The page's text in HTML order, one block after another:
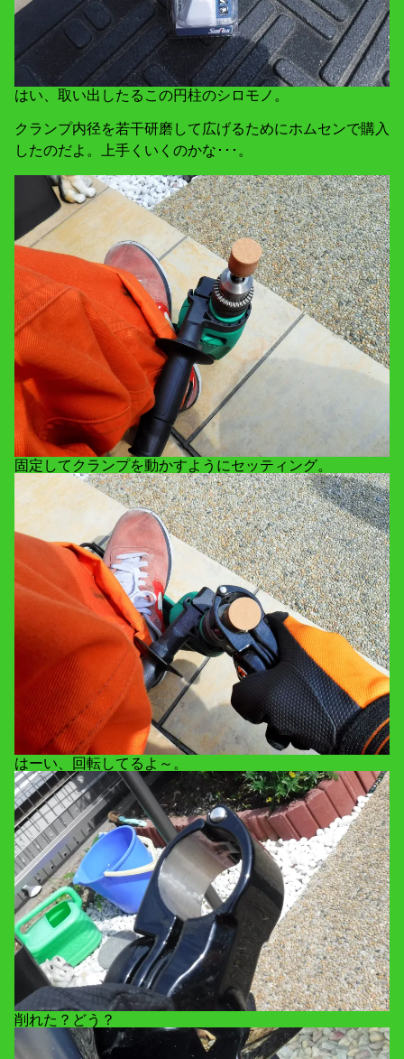
はい、取い出したるこの円柱のシロモノ。
クランプ内径を若干研磨して広げるためにホムセンで購入
したのだよ。上手くいくのかな･･･。
固定してクランプを動かすようにセッティング。
はーい、回転してるよ～。
削れた？どう？